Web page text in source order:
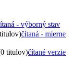
- výborný stav
čítaná - mierne
titulov)čítané verzie